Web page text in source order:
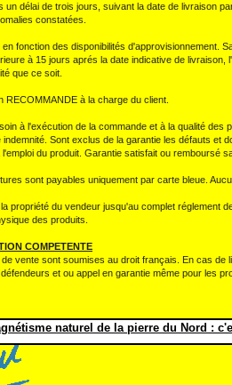
un délai de trois jours, suivant la date de livraison
constatées.
fonction des disponibilités d'approvisionnement.
à 15 jours aprés la date indicative de
que ce soit.
RECOMMANDE à la charge du client.
à l'exécution de la commande et à la qualité
Sont exclus de la garantie les défauts
du produit. Garantie satisfait ou remboursé
sont payables uniquement par carte bleue.
propriété du vendeur jusqu'au complet
des produits.
COMPETENTE
vente sont soumises au droit français. En cas
et ou appel en garantie même pour les
naturel de la pierre du Nord :